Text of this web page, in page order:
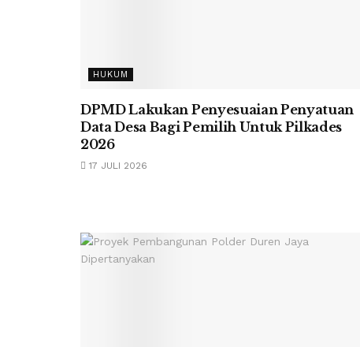
HUKUM
DPMD Lakukan Penyesuaian Penyatuan
Data Desa Bagi Pemilih Untuk Pilkades
2026
17 JULI 2026